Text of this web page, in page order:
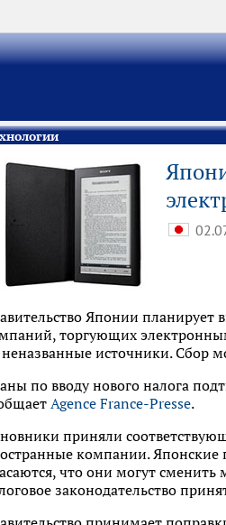
Японии планирует
торгующих
источники. Сбор
по вводу нового налога
Agence France-Presse.
приняли
компании. Японские
что они могут сменить
законодательство